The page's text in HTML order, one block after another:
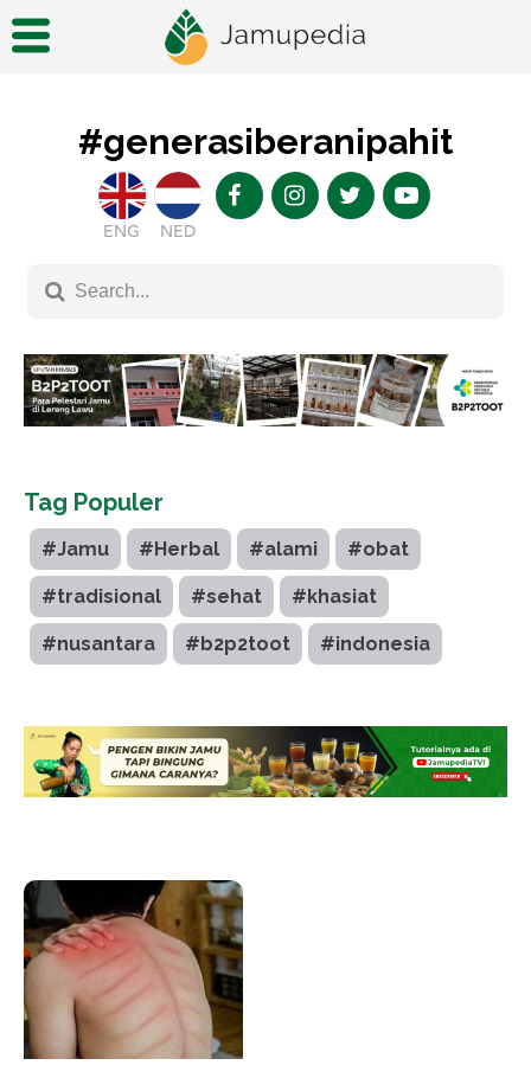
#generasiberanipahit
ENG NED
Tag Populer
#Jamu #Herbal #alami #obat
#tradisional #sehat #khasiat
#nusantara #b2p2toot #indonesia